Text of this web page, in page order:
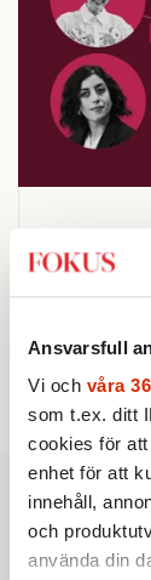
Ansvarsfull
Vi och våra
som t.ex. ditt
cookies för
enhet för att
innehåll,
och
använda din